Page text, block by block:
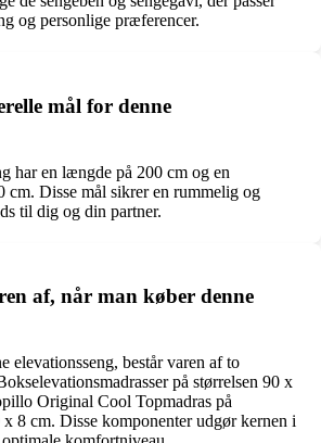
og personlige præferencer.
mål for denne
har en længde på 200 cm og en
cm. Disse mål sikrer en rummelig og
til dig og din partner.
af, når man køber denne
elevationsseng, består varen af to
på størrelsen 90 x
Original Cool Topmadras på
8 cm. Disse komponenter udgør kernen i